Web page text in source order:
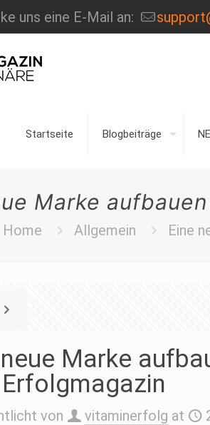
uns eine E-Mail an:
Startseite Blogbeiträge
Marke
Home Allgemein Eine
Marke
von vitaminerfolg at